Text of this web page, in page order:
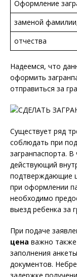
Оформление
заменой
отчества
Надеемся, что
оформить
отправиться за
Существует ряд
соблюдать при
загранпаспорта.
действующий
подтверждающие
при оформлении
необходимо
выезд ребенка за
При подаче
цена важно
заполнения
документов.